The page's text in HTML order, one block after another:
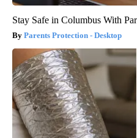
Stay Safe in Columbus With
Parents Protection - Desktop